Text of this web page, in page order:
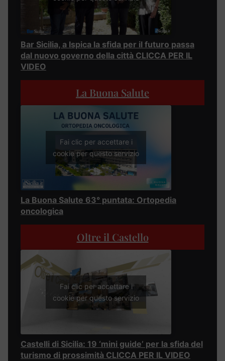
Bar Sicilia, a Ispica la sfida per il futuro passa
dal nuovo governo della città CLICCA PER IL
VIDEO
La Buona Salute
Fai clic per accettare i
cookie per questo servizio
La Buona Salute 63° puntata: Ortopedia
oncologica
Oltre il Castello
Fai clic per accettare i
cookie per questo servizio
Castelli di Sicilia: 19 ‘mini guide’ per la sfida del
turismo di prossimità CLICCA PER IL VIDEO